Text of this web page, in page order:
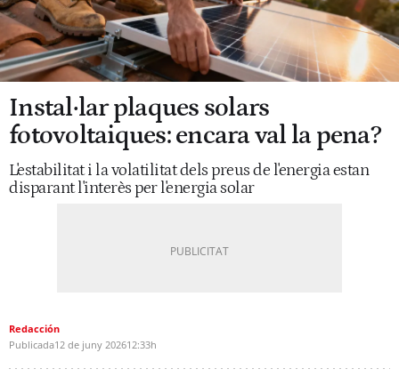
Instal·lar plaques solars
fotovoltaiques: encara val la pena?
L'estabilitat i la volatilitat dels preus de l'energia estan
disparant l'interès per l'energia solar
Redacción
Publicada12 de juny 202612:33h